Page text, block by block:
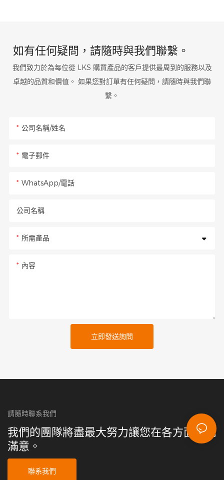
如有任何疑問，請隨時與我們聯繫。
我們致力於為每位從 LKS 購買產品的客戶提供最周到的服務以及
卓越的品質和價值。 如果您對訂單有任何疑問，請隨時與我們聯
繫。
公司名稱/姓名
電子郵件
WhatsApp/電話
公司名稱
所需產品
內容
立即發送詢問
請隨時聯系我們
我們的團隊將盡最大努力讓您在各方面感到
滿意。
聯系我們